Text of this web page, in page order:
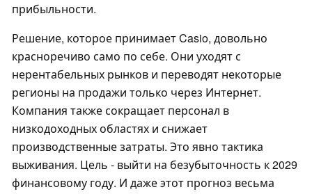
прибыльности.
Решение, которое принимает Casio, довольно
красноречиво само по себе. Они уходят с
нерентабельных рынков и переводят некоторые
регионы на продажи только через Интернет.
Компания также сокращает персонал в
низкодоходных областях и снижает
производственные затраты. Это явно тактика
выживания. Цель - выйти на безубыточность к 2029
финансовому году. И даже этот прогноз весьма